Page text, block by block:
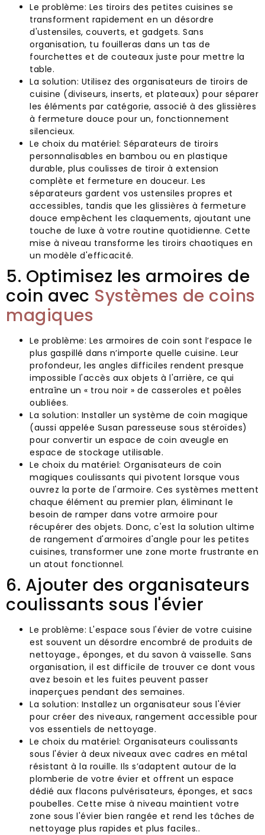
Le problème: Les tiroirs des petites cuisines se
transforment rapidement en un désordre
d'ustensiles, couverts, et gadgets. Sans
organisation, tu fouilleras dans un tas de
fourchettes et de couteaux juste pour mettre la
table.
La solution: Utilisez des organisateurs de tiroirs de
cuisine (diviseurs, inserts, et plateaux) pour séparer
les éléments par catégorie, associé à des glissières
à fermeture douce pour un, fonctionnement
silencieux.
Le choix du matériel: Séparateurs de tiroirs
personnalisables en bambou ou en plastique
durable, plus coulisses de tiroir à extension
complète et fermeture en douceur. Les
séparateurs gardent vos ustensiles propres et
accessibles, tandis que les glissières à fermeture
douce empêchent les claquements, ajoutant une
touche de luxe à votre routine quotidienne. Cette
mise à niveau transforme les tiroirs chaotiques en
un modèle d'efficacité.
5. Optimisez les armoires de
coin avec Systèmes de coins
magiques
Le problème: Les armoires de coin sont l’espace le
plus gaspillé dans n’importe quelle cuisine. Leur
profondeur, les angles difficiles rendent presque
impossible l'accès aux objets à l'arrière, ce qui
entraîne un « trou noir » de casseroles et poêles
oubliées.
La solution: Installer un système de coin magique
(aussi appelée Susan paresseuse sous stéroïdes)
pour convertir un espace de coin aveugle en
espace de stockage utilisable.
Le choix du matériel: Organisateurs de coin
magiques coulissants qui pivotent lorsque vous
ouvrez la porte de l'armoire. Ces systèmes mettent
chaque élément au premier plan, éliminant le
besoin de ramper dans votre armoire pour
récupérer des objets. Donc, c'est la solution ultime
de rangement d'armoires d'angle pour les petites
cuisines, transformer une zone morte frustrante en
un atout fonctionnel.
6. Ajouter des organisateurs
coulissants sous l'évier
Le problème: L'espace sous l'évier de votre cuisine
est souvent un désordre encombré de produits de
nettoyage., éponges, et du savon à vaisselle. Sans
organisation, il est difficile de trouver ce dont vous
avez besoin et les fuites peuvent passer
inaperçues pendant des semaines.
La solution: Installez un organisateur sous l'évier
pour créer des niveaux, rangement accessible pour
vos essentiels de nettoyage.
Le choix du matériel: Organisateurs coulissants
sous l'évier à deux niveaux avec cadres en métal
résistant à la rouille. Ils s’adaptent autour de la
plomberie de votre évier et offrent un espace
dédié aux flacons pulvérisateurs, éponges, et sacs
poubelles. Cette mise à niveau maintient votre
zone sous l'évier bien rangée et rend les tâches de
nettoyage plus rapides et plus faciles..